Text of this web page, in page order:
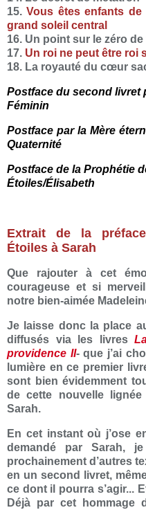
15.Vous êtes enfants
grand soleil central
16. Un point sur le zéro
17. Un roi ne peut être roi
18. La royauté du cœur
Postface du second livret
Féminin
Postface par la Mère
Quaternité
Postface de la Prophétie
Étoiles/Élisabeth
Extrait de la
Étoiles à Sarah
Que rajouter à cet
courageuse et si
notre bien-aimée
Je laisse donc la place
diffusés via les livres
providence II- que j’ai
lumière en ce premier
sont bien évidemment
de cette nouvelle
Sarah.
En cet instant où j’ose
demandé par Sarah,
prochainement d’autres
en un second livret,
ce dont il pourra s’agir...
Déjà par cet hommage